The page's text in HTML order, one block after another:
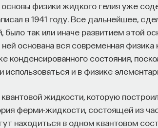
физики жидкого гелия уже
в 1941 году. Все дальнейшее,
так или иначе развитием этой
основана вся современная физика
конденсированного состояния,
использоваться и в физике
жидкости, которую
ферми-жидкости, состоящей из
находиться в одном квантовом